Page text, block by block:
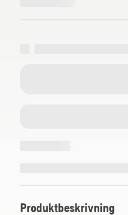
Produktbeskrivning